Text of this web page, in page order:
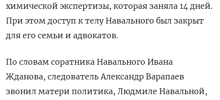
химической экспертизы, которая заняла 14 дней.
При этом доступ к телу Навального был закрыт
для его семьи и адвокатов.
По словам соратника Навального Ивана
Жданова, следователь Александр Варапаев
звонил матери политика, Людмиле Навальной,